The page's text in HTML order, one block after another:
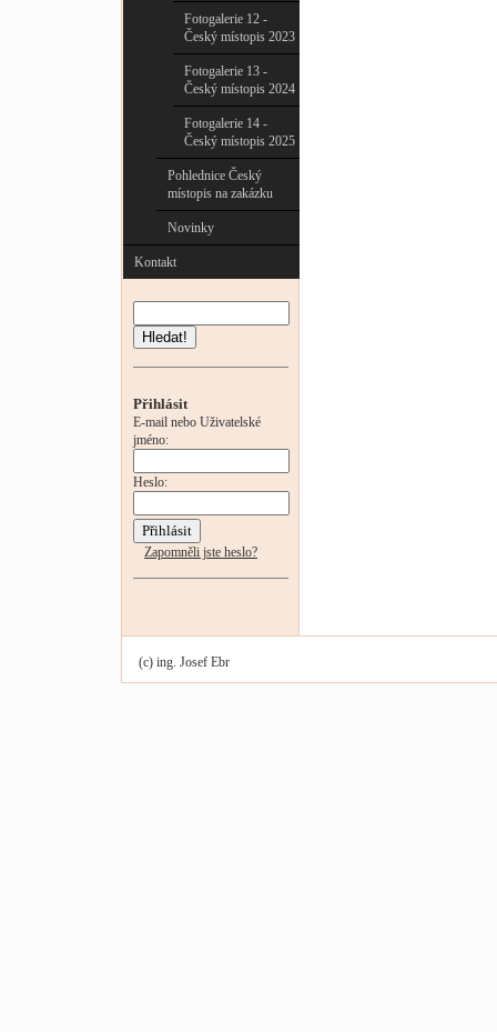
Fotogalerie 12 -
Český místopis 2023
Fotogalerie 13 -
Český místopis 2024
Fotogalerie 14 -
Český místopis 2025
Pohlednice Český
místopis na zakázku
Novinky
Kontakt
Hledat!
Přihlásit
E-mail nebo Uživatelské
jméno:
Heslo:
Zapomněli jste heslo?
(c) ing. Josef Ebr